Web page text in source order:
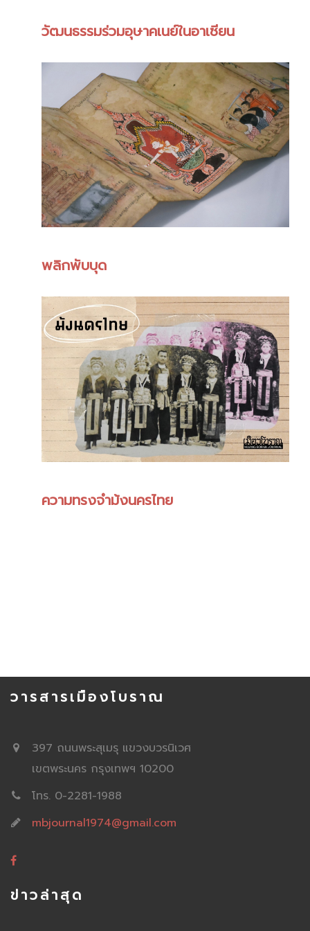
วัฒนธรรมร่วมอุษาคเนย์ในอาเซียน
พลิกพับบุด
ความทรงจำม้งนครไทย
วารสารเมืองโบราณ
397 ถนนพระสุเมรุ แขวงบวรนิเวศ
เขตพระนคร กรุงเทพฯ 10200
โทร. 0-2281-1988
mbjournal1974@gmail.com
ข่าวล่าสุด